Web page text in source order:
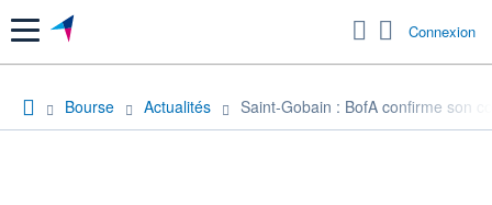
Menu Connexion
Bourse Actualités Saint-Gobain : BofA confirme son